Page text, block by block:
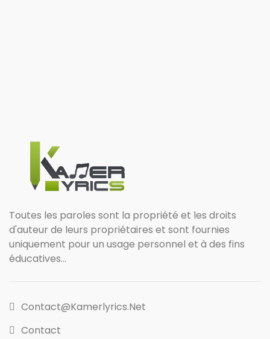
Toutes les paroles sont la propriété et les droits
d'auteur de leurs propriétaires et sont fournies
uniquement pour un usage personnel et à des fins
éducatives...
Contact@kamerlyrics.net
Contact